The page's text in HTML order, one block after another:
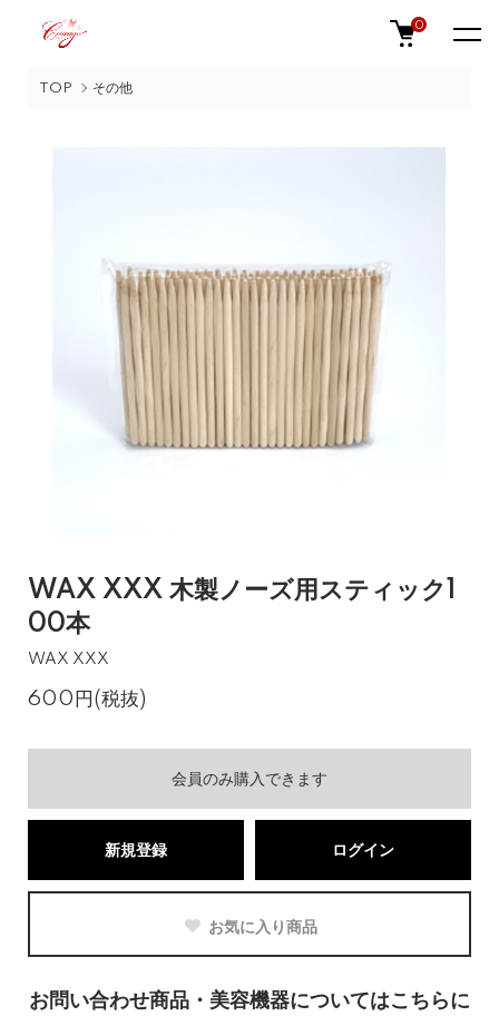
0
TOP その他
WAX XXX 木製ノーズ用スティック1
00本
WAX XXX
600円(税抜)
会員のみ購入できます
新規登録 ログイン
お気に入り商品
お問い合わせ商品・美容機器についてはこちらに